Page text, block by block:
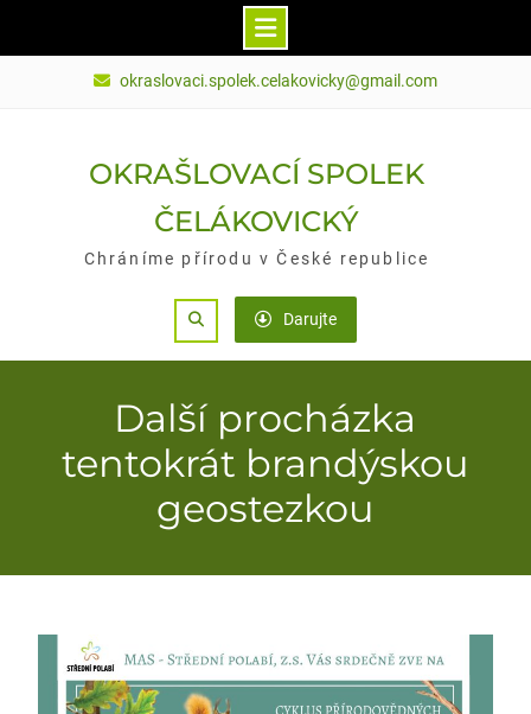
okraslovaci.spolek.celakovicky@gmail.com
OKRAŠLOVACÍ SPOLEK
ČELÁKOVICKÝ
Chráníme přírodu v České republice
Search Darujte
Další procházka
tentokrát brandýskou
geostezkou